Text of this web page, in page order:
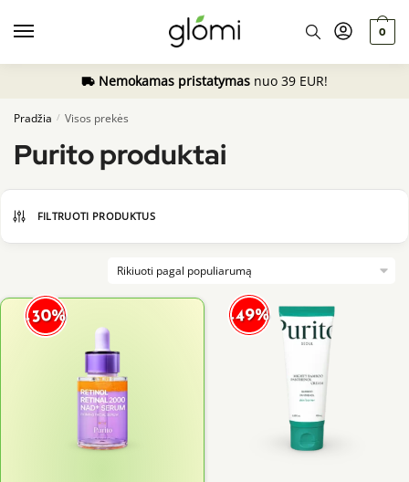
0
Nemokamas pristatymas nuo 39 EUR!
Pradžia / Visos prekės
Purito produktai
FILTRUOTI PRODUKTUS
-30% -49%